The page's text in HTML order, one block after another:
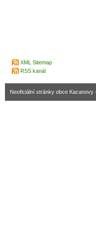
XML Sitemap
RSS kanál
Neoficiální stránky obce Kacanovy